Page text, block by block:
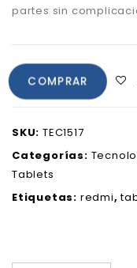
partes sin
COMPRAR
SKU: TEC1517
Categorías:
Tablets
Etiquetas: redmi,